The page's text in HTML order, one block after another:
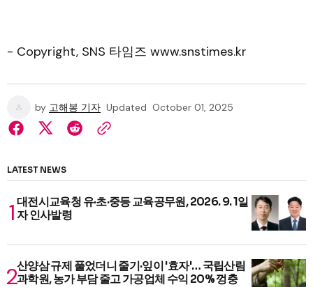
- Copyright, SNS 타임즈 www.snstimes.kr
by 고해봉 기자 Updated October 01, 2025
LATEST NEWS
대전시교육청 유·초·중등 교육공무원, 2026. 9. 1일
자 인사발령
산양삼 규제 풀었더니 줄기·잎이 '효자'… 국립산림
과학원, 농가 부담 줄고 가공업체 수익 20% 껑충